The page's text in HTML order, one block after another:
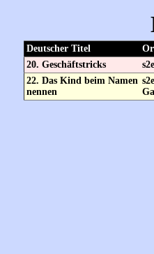
Deutscher Titel
20. Geschäftstricks
22. Das Kind beim Namen
nennen